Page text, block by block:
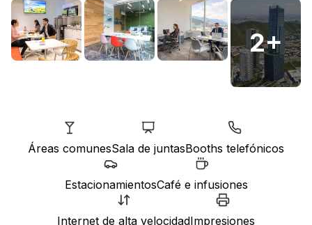
2+
Áreas comunesSala de juntasBooths telefónicos
EstacionamientosCafé e infusiones
Internet de alta velocidadImpresiones